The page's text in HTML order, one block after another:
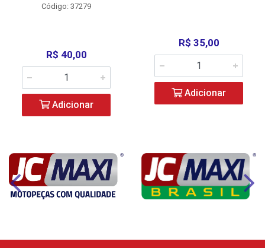
Código: 37279
R$ 40,00
Adicionar
R$ 35,00
Adicionar